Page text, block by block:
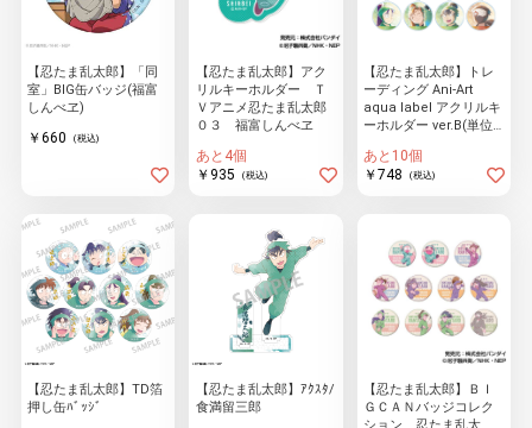
【忍たま乱太郎】「同
室」BIG缶バッジ(福富
しんべヱ)
￥660 (税込)
【忍たま乱太郎】アク
リルキーホルダー Ｔ
Ｖアニメ忍たま乱太郎
０３ 福富しんべヱ
あと4個
￥935
(税込)
【忍たま乱太郎】トレ
ーディング Ani-Art
aqua label アクリルキ
ーホルダー ver.B(単位/
あと10個
￥748
(税込)
【忍たま乱太郎】TD箔
押し缶ﾊﾞｯｼﾞ
【忍たま乱太郎】ｱｸｽﾀ/
食満留三郎
【忍たま乱太郎】ＢＩ
ＧＣＡＮバッジコレク
ション 忍たま乱太